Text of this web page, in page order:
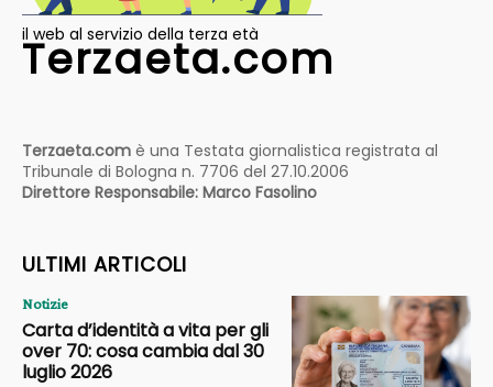
il web al servizio della terza età
Terzaeta.com
Terzaeta.com è una Testata giornalistica registrata al
Tribunale di Bologna n. 7706 del 27.10.2006
Direttore Responsabile: Marco Fasolino
ULTIMI ARTICOLI
Notizie
Carta d’identità a vita per gli
over 70: cosa cambia dal 30
luglio 2026